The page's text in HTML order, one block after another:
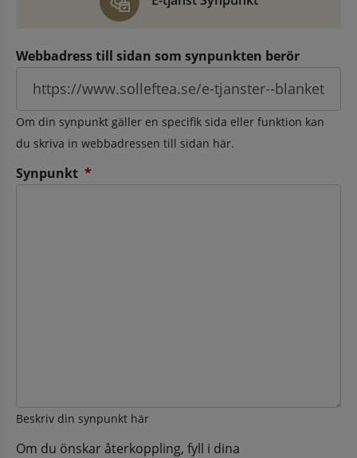
Webbadress till sidan som synpunkten berör
Om din synpunkt gäller en specifik sida eller funktion kan
du skriva in webbadressen till sidan här.
Synpunkt *
Beskriv din synpunkt här
Om du önskar återkoppling, fyll i dina